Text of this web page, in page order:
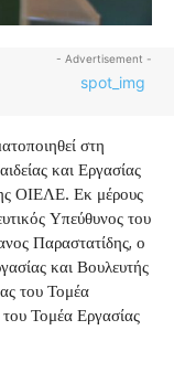
- Advertisement -
στη
και Εργασίας
ΟΙΕΛΕ. Εκ μέρους
Υπεύθυνος του
Παραστατίδης, ο
και Βουλευτής
του Τομέα
Τομέα Εργασίας